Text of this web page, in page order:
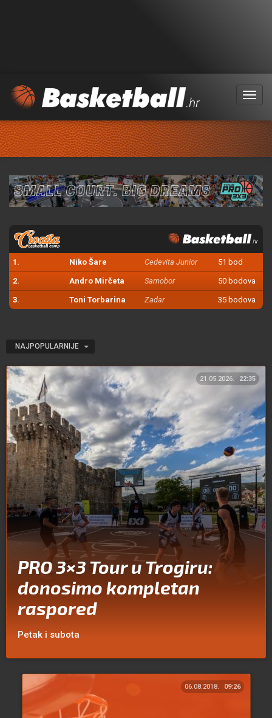
Menu
1. Niko Šare Cedevita Junior 51 bod
2. Andro Mirčeta Samobor 50 bodova
3. Toni Torbarina Zadar 35 bodova
NAJPOPULARNIJE
21.05.2026. 22:35
PRO 3×3 Tour u Trogiru:
donosimo kompletan
raspored
Petak i subota
06.08.2018. 09:26